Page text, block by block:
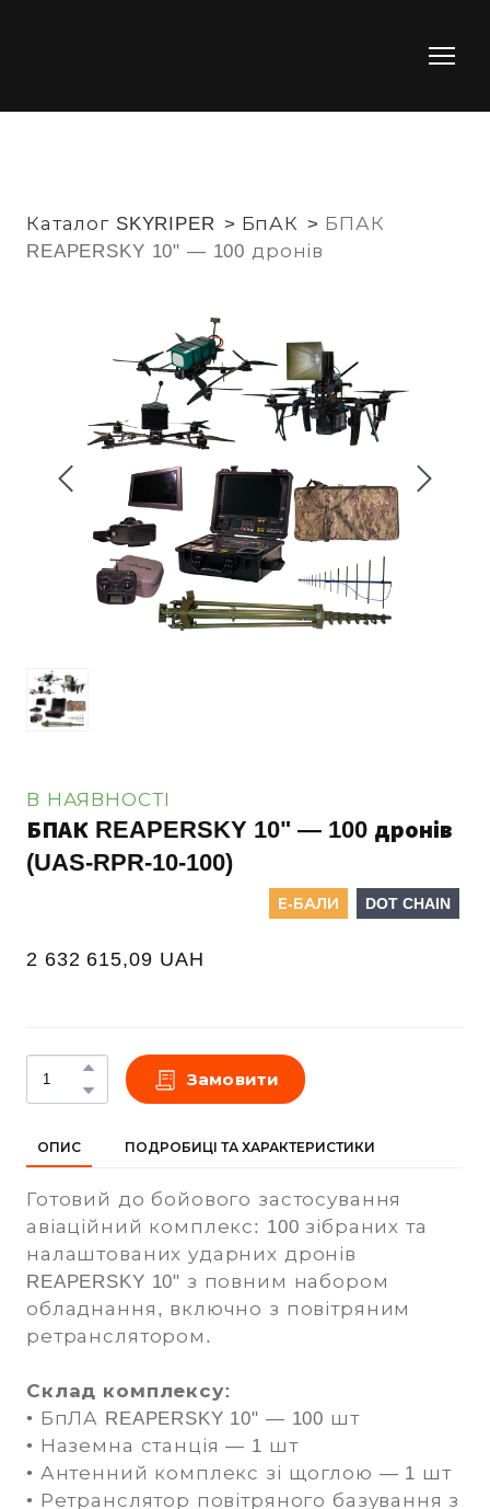
Каталог SKYRIPER БпАК
БПАК
REAPERSKY 10" — 100 дронів
В НАЯВНОСТІ
БПАК REAPERSKY 10" — 100 дронів
(UAS-RPR-10-100)
Е-БАЛИ DOT CHAIN
2 632 615,09 UAH
Замовити
ОПИС ПОДРОБИЦІ ТА ХАРАКТЕРИСТИКИ
Готовий до бойового застосування
авіаційний комплекс: 100 зібраних та
налаштованих ударних дронів
REAPERSKY 10" з повним набором
обладнання, включно з повітряним
ретранслятором.
Склад комплексу:
• БпЛА REAPERSKY 10" — 100 шт
• Наземна станція — 1 шт
• Антенний комплекс зі щоглою — 1 шт
• Ретранслятор повітряного базування з